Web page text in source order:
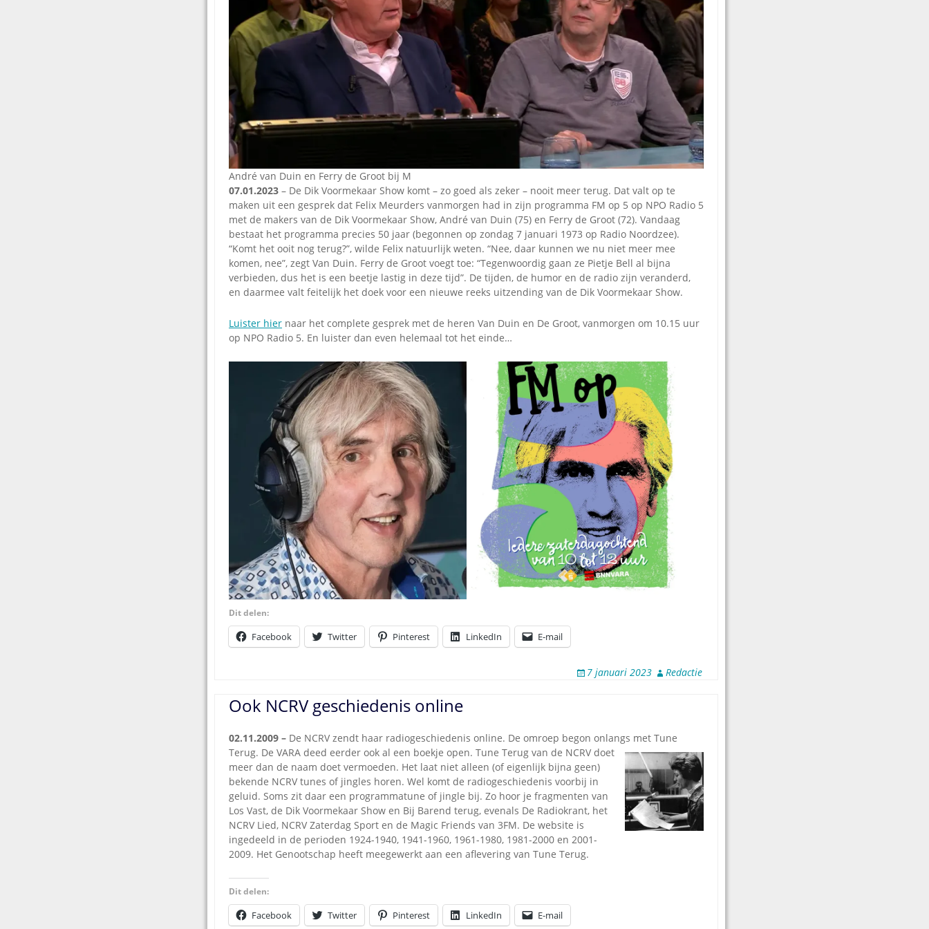
Omroepbanden
Stoomfluit Klaas
Vaak
Uitvinding
jinglecassette
André van Duin en Ferry de Groot bij M
07.01.2023 – De Dik Voormekaar Show komt – zo goed als zeker – nooit meer terug. Dat valt op te
maken uit een gesprek dat Felix Meurders vanmorgen had in zijn programma FM op 5 op NPO Radio 5
met de makers van de Dik Voormekaar Show, André van Duin (75) en Ferry de Groot (72). Vandaag
bestaat het programma precies 50 jaar (begonnen op zondag 7 januari 1973 op Radio Noordzee).
“Komt het ooit nog terug?”, wilde Felix natuurlijk weten. “Nee, daar kunnen we nu niet meer mee
komen, nee”, zegt Van Duin. Ferry de Groot voegt toe: “Tegenwoordig gaan ze Pietje Bell al bijna
verbieden, dus het is een beetje lastig in deze tijd”. De tijden, de humor en de radio zijn veranderd,
en daarmee valt feitelijk het doek voor een nieuwe reeks uitzending van de Dik Voormekaar Show.
Luister hier naar het complete gesprek met de heren Van Duin en De Groot, vanmorgen om 10.15 uur
op NPO Radio 5. En luister dan even helemaal tot het einde…
Dit delen:
Facebook Twitter Pinterest LinkedIn E-mail
7 januari 2023 Redactie
Ook NCRV geschiedenis online
02.11.2009 – De NCRV zendt haar radiogeschiedenis online. De omroep begon onlangs met Tune
Terug. De VARA deed eerder ook al een boekje open. Tune Terug van de NCRV doet
meer dan de naam doet vermoeden. Het laat niet alleen (of eigenlijk bijna geen)
bekende NCRV tunes of jingles horen. Wel komt de radiogeschiedenis voorbij in
geluid. Soms zit daar een programmatune of jingle bij. Zo hoor je fragmenten van
Los Vast, de Dik Voormekaar Show en Bij Barend terug, evenals De Radiokrant, het
NCRV Lied, NCRV Zaterdag Sport en de Magic Friends van 3FM. De website is
ingedeeld in de perioden 1924-1940, 1941-1960, 1961-1980, 1981-2000 en 2001-
2009. Het Genootschap heeft meegewerkt aan een aflevering van Tune Terug.
Dit delen:
Facebook Twitter Pinterest LinkedIn E-mail